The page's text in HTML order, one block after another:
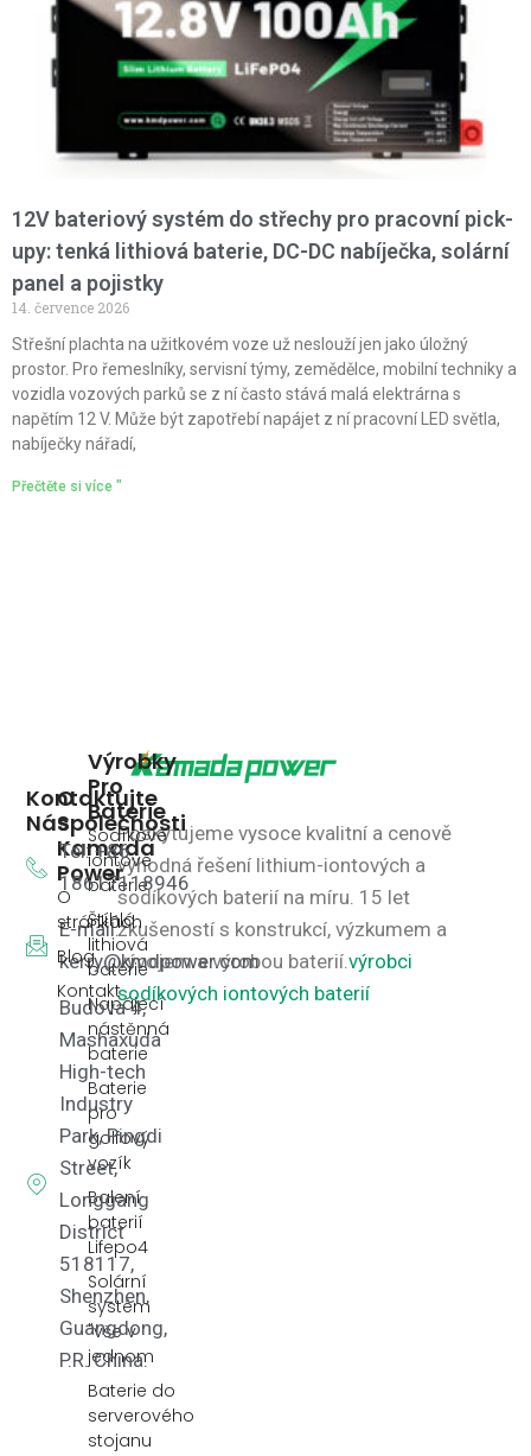
12V bateriový systém do střechy pro pracovní pick-
upy: tenká lithiová baterie, DC-DC nabíječka, solární
panel a pojistky
14. července 2026
Střešní plachta na užitkovém voze už neslouží jen jako úložný
prostor. Pro řemeslníky, servisní týmy, zemědělce, mobilní techniky a
vozidla vozových parků se z ní často stává malá elektrárna s
napětím 12 V. Může být zapotřebí napájet z ní pracovní LED světla,
nabíječky nářadí,
Přečtěte si více "
Poskytujeme vysoce kvalitní a cenově
výhodná řešení lithium-iontových a
sodíkových baterií na míru. 15 let
zkušeností s konstrukcí, výzkumem a
vývojem a výrobou baterií.výrobci
sodíkových iontových baterií
Výrobky
Pro
Baterie
Sodíkové
iontové
baterie
Štíhlá
lithiová
baterie
Napájecí
nástěnná
baterie
Baterie
pro
golfový
vozík
Balení
baterií
Lifepo4
Solární
systém
"vše v
jednom
Baterie do
serverového
stojanu
O
Společnosti
Kamada
Power
O
stránkách
Blog
Kontakt
Kontaktujte
Nás
Tel: +86
18617118946
E-mail:
kerry@kmdpower.com
Budova 4,
Mashaxuda
High-tech
Industry
Park, Pingdi
Street,
Longgang
District
518117,
Shenzhen,
Guangdong,
P.R. China.